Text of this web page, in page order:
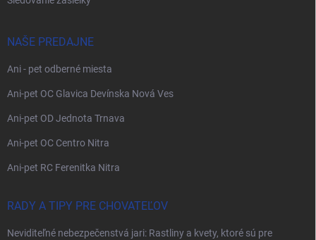
NAŠE PREDAJNE
Ani - pet odberné miesta
Ani-pet OC Glavica Devínska Nová Ves
Ani-pet OD Jednota Trnava
Ani-pet OC Centro Nitra
Ani-pet RC Ferenitka Nitra
RADY A TIPY PRE CHOVATEĽOV
Neviditeľné nebezpečenstvá jari: Rastliny a kvety, ktoré sú pre